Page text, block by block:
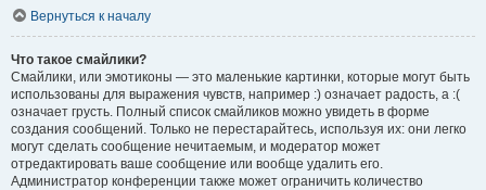
Вернуться к началу
Что такое смайлики?
Смайлики, или эмотиконы — это маленькие картинки, которые могут быть
использованы для выражения чувств, например :) означает радость, а :(
означает грусть. Полный список смайликов можно увидеть в форме
создания сообщений. Только не перестарайтесь, используя их: они легко
могут сделать сообщение нечитаемым, и модератор может
отредактировать ваше сообщение или вообще удалить его.
Администратор конференции также может ограничить количество